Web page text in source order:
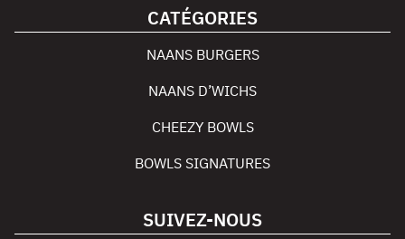
CATÉGORIES
NAANS BURGERS
NAANS D’WICHS
CHEEZY BOWLS
BOWLS SIGNATURES
SUIVEZ-NOUS